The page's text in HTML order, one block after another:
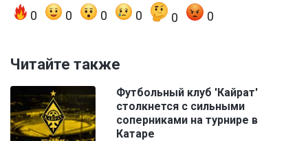
0 0 0 0 0 0
Читайте также
Футбольный клуб 'Кайрат'
столкнется с сильными
соперниками на турнире в
Катаре